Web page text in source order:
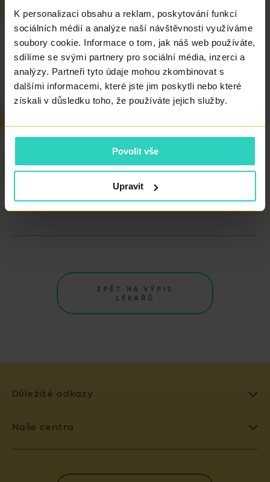
K personalizaci obsahu a reklam, poskytování funkcí
sociálních médií a analýze naší návštěvnosti využíváme
soubory cookie. Informace o tom, jak náš web používáte,
sdílíme se svými partnery pro sociální média, inzerci a
analýzy. Partneři tyto údaje mohou zkombinovat s
dalšími informacemi, které jste jim poskytli nebo které
získali v důsledku toho, že používáte jejich služby.
Povolit vše
Upravit
Reprodukční medicína.
Je auditovaným držitelem licence FMF pro ultrazvukovou
diagnostiku.
Je členem Sekce asistované reprodukce a Sekce
Od roku 2022 je vedoucím lékařem PRONATAL Nord.
ZPĚT NA VÝPIS
LÉKAŘŮ
Důležité odkazy
Naše centra
PRAHA 4 - PRONATAL SANATORIUM
PRAHA 6 - PRONATAL PLUS